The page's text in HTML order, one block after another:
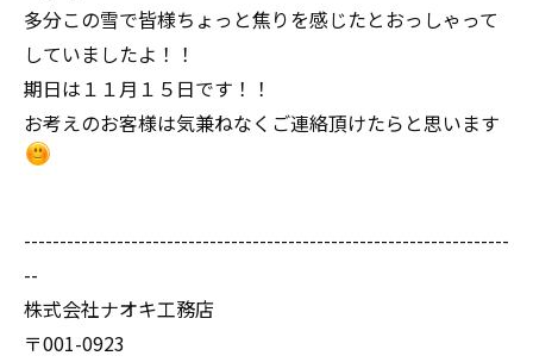
多分この雪で皆様ちょっと焦りを感じたとおっしゃって
していましたよ！！
期日は１１月１５日です！！
お考えのお客様は気兼ねなくご連絡頂けたらと思います
--------------------------------------------------------------------
--
株式会社ナオキ工務店
〒001-0923